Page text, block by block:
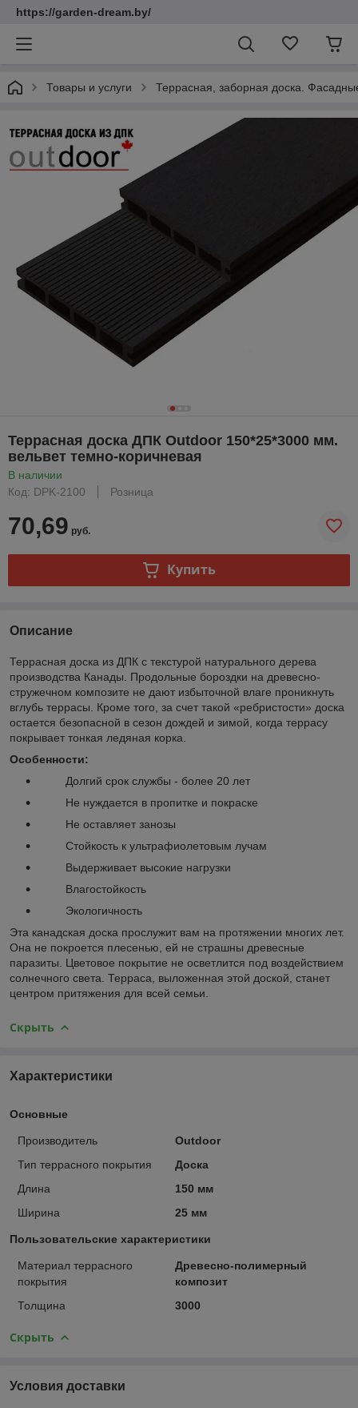
https://garden-dream.by/
Товары и услуги Террасная, заборная доска.
Террасная доска ДПК Outdoor 150*25*3000 мм.
вельвет темно-коричневая
В наличии
Код: DPK-2100
Розница
70,69 руб.
Купить
Описание
Террасная доска из ДПК с текстурой натурального дерева
производства Канады. Продольные бороздки на древесно-
стружечном композите не дают избыточной влаге проникнуть
вглубь террасы. Кроме того, за счет такой «ребристости» доска
остается безопасной в сезон дождей и зимой, когда террасу
покрывает тонкая ледяная корка.
Особенности:
Долгий срок службы - более 20 лет
Не нуждается в пропитке и покраске
Не оставляет занозы
Стойкость к ультрафиолетовым лучам
Выдерживает высокие нагрузки
Влагостойкость
Экологичность
Эта канадская доска прослужит вам на протяжении многих лет.
Она не покроется плесенью, ей не страшны древесные
паразиты. Цветовое покрытие не осветлится под воздействием
солнечного света. Терраса, выложенная этой доской, станет
центром притяжения для всей семьи.
Скрыть
Характеристики
Основные
Производитель
Outdoor
Тип террасного покрытия
Доска
Длина
150 мм
Ширина
25 мм
Пользовательские характеристики
Материал террасного
покрытия
Древесно-полимерный
композит
Толщина
3000
Скрыть
Условия доставки